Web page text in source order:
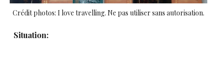
Crédit photos: I love travelling. Ne pas utiliser sans autorisation.
Situation: